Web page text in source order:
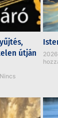
útján
Nincs